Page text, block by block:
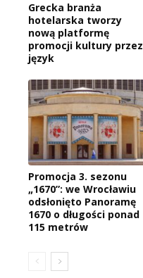
Grecka branża
hotelarska tworzy
nową platformę
promocji kultury przez
język
Promocja 3. sezonu
„1670”: we Wrocławiu
odsłonięto Panoramę
1670 o długości ponad
115 metrów